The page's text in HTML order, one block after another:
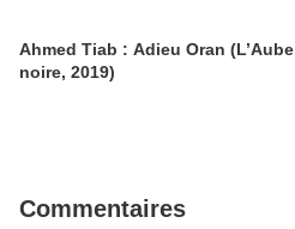
Ahmed Tiab : Adieu Oran (L’Aube
noire, 2019)
Commentaires